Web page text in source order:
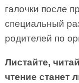
галочки после
специальный
родителей по
Листайте,
чтение станет